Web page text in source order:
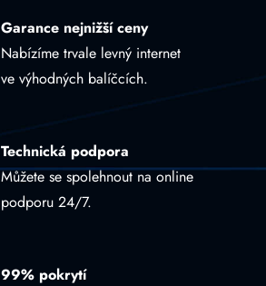
Garance nejnižší ceny
Nabízíme trvale levný internet
ve výhodných balíčcích.
Technická podpora
Můžete se spolehnout na online
podporu 24/7.
99% pokrytí